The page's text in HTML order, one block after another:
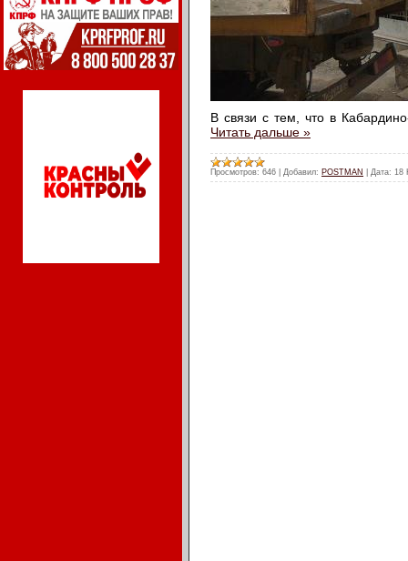
В связи с тем, что в
Читать дальше »
Просмотров: 646 Добавил: POSTMAN Дата: 18